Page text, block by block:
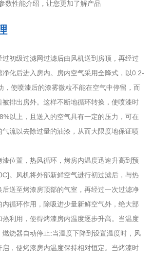
数性能介绍，让您更加了解产品
初级过滤网过滤后由风机送到房顶，再经过
化后进入房内。房内空气采用全降式，以0.2-
，使喷漆后的漆雾微粒不能在空气中停留，而
被排出房外。这样不断地循环转换，使喷漆时
以上，且送入的空气具有一定的压力，可在
流以去除过量的油漆，从而大限度地保证喷
位置，热风循环，烤房内温度迅速升高到预
。风机将外部新鲜空气进行初过滤后，与热
送至烤漆房顶部的气室，再经过一次过滤净
循环作用，除吸进少量新鲜空气外，绝大部
利用，使得烤漆房内温度逐步升高。当温度
烧器自动停止:当温度下降到设置温度时，风
，使烤漆房内温度保持相对恒定。当烤漆时